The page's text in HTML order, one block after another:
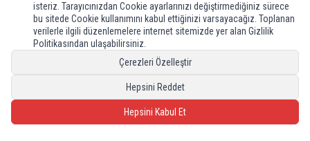
Dökümanı Yükle
E-Bülten Aboneliği
Kampanya ve yeniliklerden haberdar olmak için e-bültenimize abone olun!
isteriz. Tarayıcınızdan Cookie ayarlarınızı değiştirmediğiniz sürece
bu sitede Cookie kullanımını kabul ettiğinizi varsayacağız. Toplanan
verilerle ilgili düzenlemelere internet sitemizde yer alan Gizlilik
Politikasından ulaşabilirsiniz.
Çerezleri Özelleştir
Hepsini Reddet
Hepsini Kabul Et